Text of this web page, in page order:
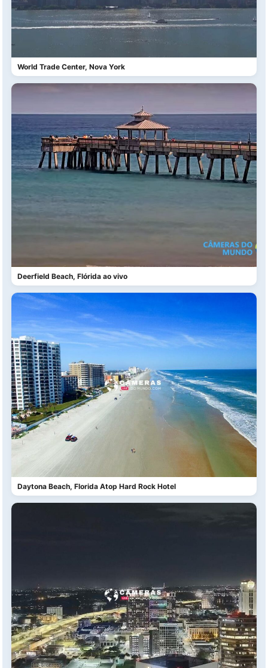
World Trade Center, Nova York
Deerfield Beach, Flórida ao vivo
Daytona Beach, Florida Atop Hard Rock Hotel